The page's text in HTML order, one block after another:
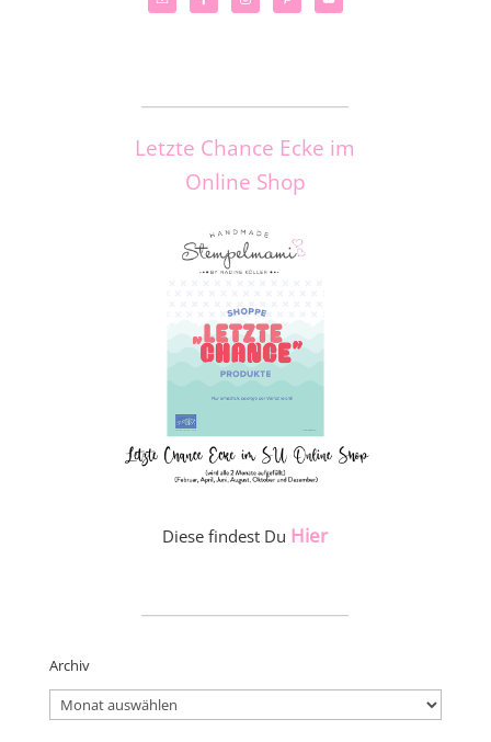
Letzte Chance Ecke im
Online Shop
Diese findest Du Hier
Archiv
Archiv